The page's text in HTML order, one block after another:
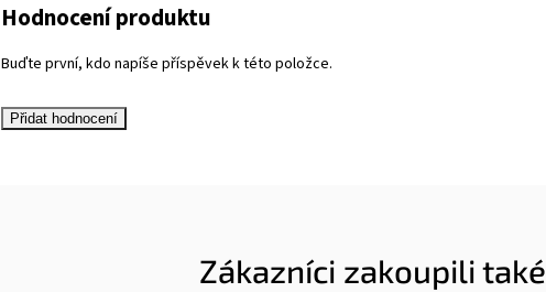
Hodnocení produktu
Buďte první, kdo napíše příspěvek k této položce.
Přidat hodnocení
Zákazníci zakoupili také